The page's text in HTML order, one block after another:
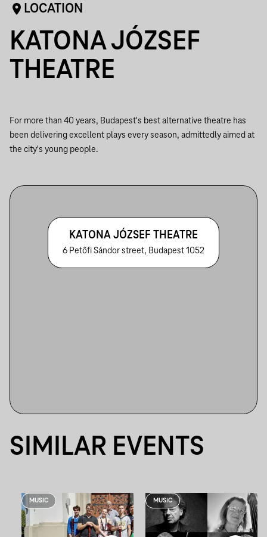
LOCATION
KATONA JÓZSEF
THEATRE
For more than 40 years, Budapest's best alternative theatre has
been delivering excellent plays every season, admittedly aimed at
the city's young people.
KATONA JÓZSEF THEATRE
6 Petőfi Sándor street, Budapest 1052
SIMILAR EVENTS
MUSIC MUSIC